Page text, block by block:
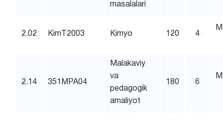
masalalari
2.02 KimT2003 Kimyo 120 4
2.14 351MPA04
Malakaviy
va
pedagogik
amaliyot
180 6